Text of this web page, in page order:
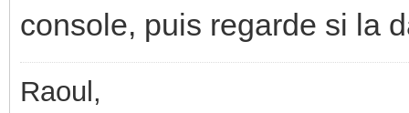
console, puis regarde si la
Raoul,